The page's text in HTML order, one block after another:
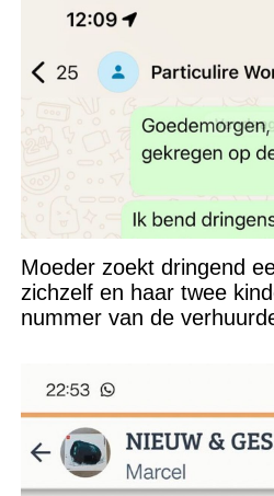
Moeder zoekt dringend
zichzelf en haar twee
nummer van de